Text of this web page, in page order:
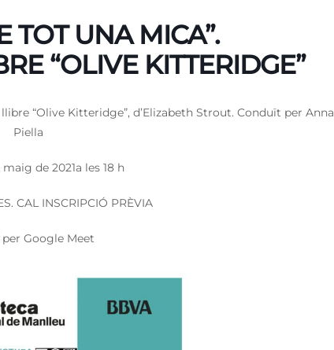
TOT UNA MICA”.
“OLIVE KITTERIDGE”
“Olive Kitteridge”, d’Elizabeth Strout. Conduït per Anna
Piella
de 2021a les 18 h
CAL INSCRIPCIÓ PRÈVIA
Google Meet